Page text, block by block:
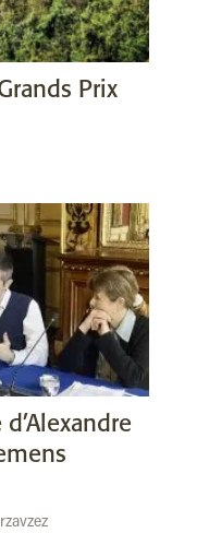
Prix